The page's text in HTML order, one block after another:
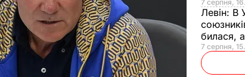
7 серпня,
Левін: В
билася,
7 серпня,